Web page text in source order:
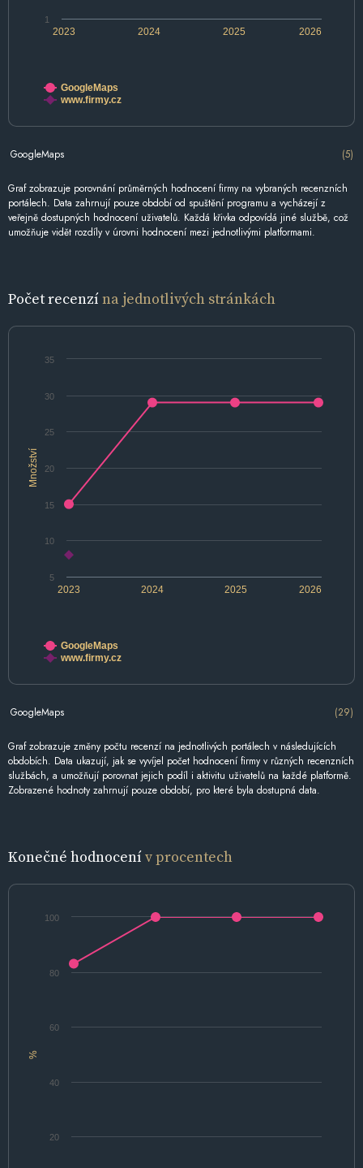
2024 2026
2023 2025
1
GoogleMaps
www.firmy.cz
GoogleMaps (5)
Graf zobrazuje porovnání průměrných hodnocení firmy na vybraných recenzních
portálech. Data zahrnují pouze období od spuštění programu a vycházejí z
veřejně dostupných hodnocení uživatelů. Každá křivka odpovídá jiné službě, což
umožňuje vidět rozdíly v úrovni hodnocení mezi jednotlivými platformami.
Počet recenzína jednotlivých stránkách
Množství
2024 2026
2023 2025
5
10
15
20
25
30
35
GoogleMaps
www.firmy.cz
GoogleMaps (29)
Graf zobrazuje změny počtu recenzí na jednotlivých portálech v následujících
obdobích. Data ukazují, jak se vyvíjel počet hodnocení firmy v různých recenzních
službách, a umožňují porovnat jejich podíl i aktivitu uživatelů na každé platformě.
Zobrazené hodnoty zahrnují pouze období, pro které byla dostupná data.
Konečné hodnocenív procentech
%
20
40
60
80
100